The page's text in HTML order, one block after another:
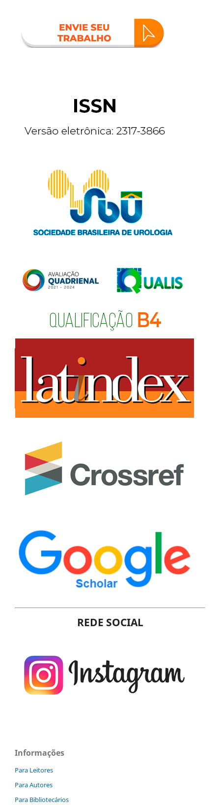
REDE SOCIAL
Informações
Para Leitores
Para Autores
Para Bibliotecários